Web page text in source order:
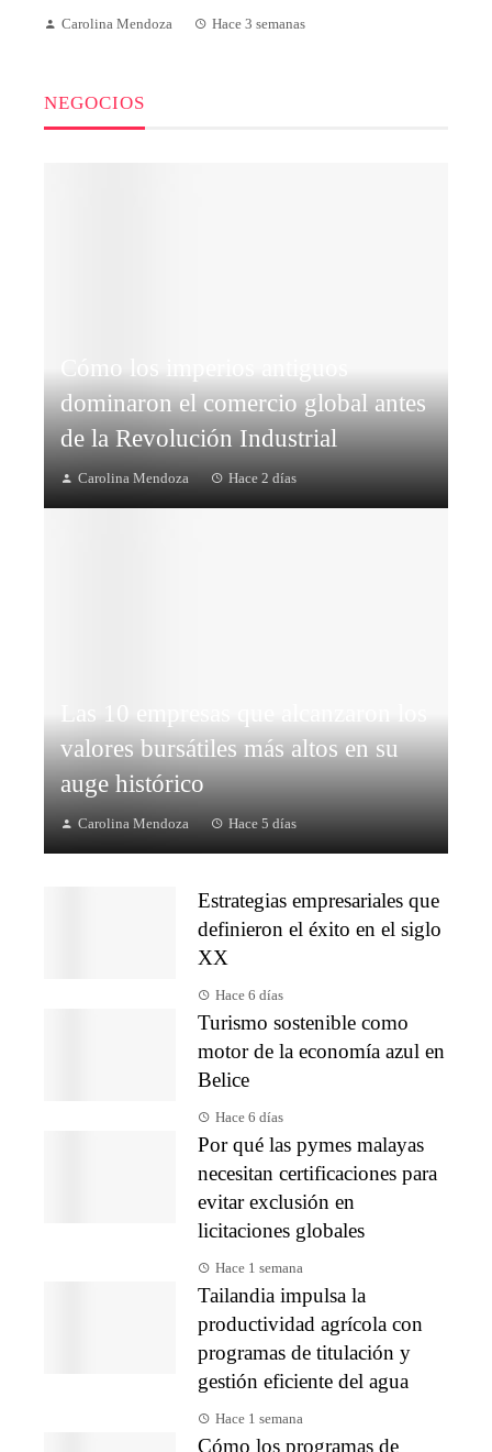
Carolina Mendoza Hace 3 semanas
NEGOCIOS
Cómo los imperios antiguos
dominaron el comercio global antes
de la Revolución Industrial
Carolina Mendoza Hace 2 días
Las 10 empresas que alcanzaron los
valores bursátiles más altos en su
auge histórico
Carolina Mendoza Hace 5 días
Estrategias empresariales que
definieron el éxito en el siglo
XX
Hace 6 días
Turismo sostenible como
motor de la economía azul en
Belice
Hace 6 días
Por qué las pymes malayas
necesitan certificaciones para
evitar exclusión en
licitaciones globales
Hace 1 semana
Tailandia impulsa la
productividad agrícola con
programas de titulación y
gestión eficiente del agua
Hace 1 semana
Cómo los programas de